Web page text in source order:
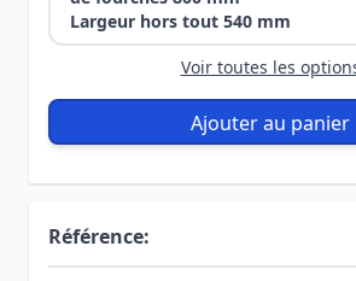
Largeur hors tout 540 mm
Voir toutes les
Ajouter au panier
Référence: